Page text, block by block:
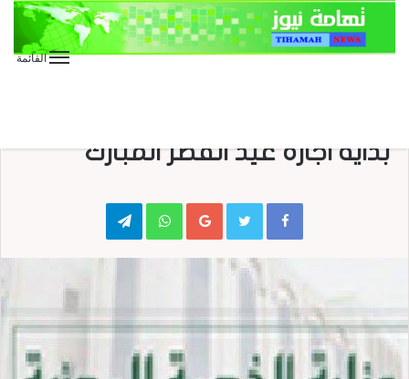
القائمة
بداية اجازة عيد الفطر المبارك
Google+
WhatsApp
Telegram